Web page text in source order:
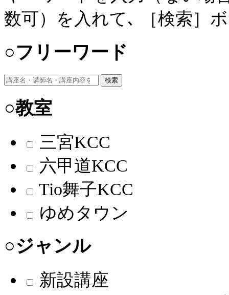
数可）を入れて､ ［検索］
○フリーワード
検索
○教室
三宮KCC
六甲道KCC
Tio舞子KCC
ゆめタウン
○ジャンル
新設講座